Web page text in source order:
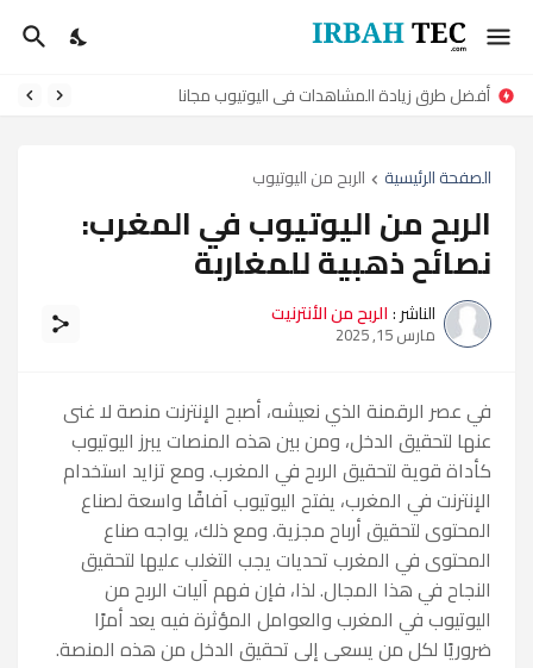
أفضل طرق زيادة المشاهدات في اليوتيوب مجانا
الصفحة الرئيسية الربح من اليوتيوب
الربح من اليوتيوب في المغرب:
نصائح ذهبية للمغاربة
الناشر :الربح من الأنترنيت
مارس 15, 2025
في عصر الرقمنة الذي نعيشه، أصبح الإنترنت منصة لا غنى
عنها لتحقيق الدخل، ومن بين هذه المنصات يبرز اليوتيوب
كأداة قوية لتحقيق الربح في المغرب. ومع تزايد استخدام
الإنترنت في المغرب، يفتح اليوتيوب آفاقًا واسعة لصناع
المحتوى لتحقيق أرباح مجزية. ومع ذلك، يواجه صناع
المحتوى في المغرب تحديات يجب التغلب عليها لتحقيق
النجاح في هذا المجال. لذا، فإن فهم آليات الربح من
اليوتيوب في المغرب والعوامل المؤثرة فيه يعد أمرًا
ضروريًا لكل من يسعى إلى تحقيق الدخل من هذه المنصة.